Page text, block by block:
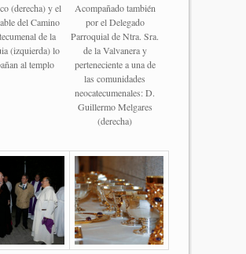
(derecha) y el
del Camino
de la
(izquierda) lo
al templo
Acompañado también
por el Delegado
Parroquial de Ntra. Sra.
de la Valvanera y
perteneciente a una de
las comunidades
neocatecumenales: D.
Guillermo Melgares
(derecha)